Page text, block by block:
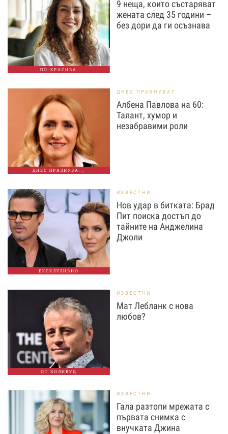
ПО-КРАСИВА
9 неща, които състаряват
жената след 35 години –
без дори да ги осъзнава
ДНЕС ПРАЗНУВА...
ДНЕС ПРАЗНУВАТ
Албена Павлова на 60:
Талант, хумор и
незабравими роли
ЕКСКЛУЗИВНО
ИЗВЕСТНИ
Нов удар в битката: Брад
Пит поиска достъп до
тайните на Анджелина
Джоли
ОТ ХОЛИВУД
ИЗВЕСТНИ
Мат Лебланк с нова
любов?
ИЗВЕСТНИ
Гала разтопи мрежата с
първата снимка с
внучката Джина